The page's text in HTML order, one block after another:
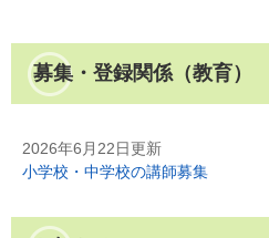
募集・登録関係（教育）
2026年6月22日更新
小学校・中学校の講師募集